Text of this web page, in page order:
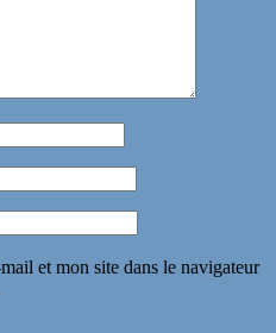
et mon site dans le navigateur